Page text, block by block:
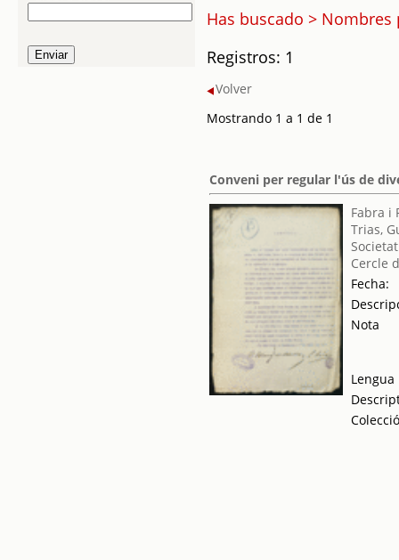
Has buscado >
Registros: 1
Volver
Mostrando 1 a 1 de 1
Conveni per regular l'ús de
Fabra i
Trias,
Cercle
Fecha:
Nota
Lengua